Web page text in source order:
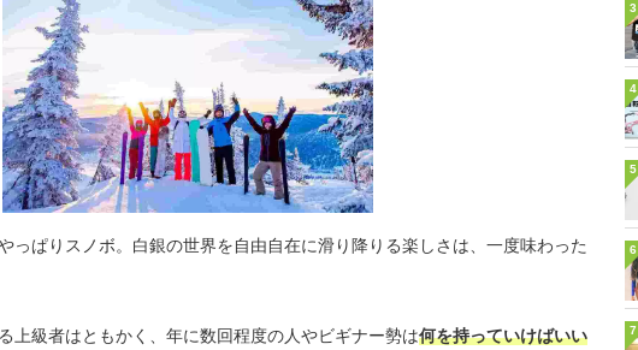
っぱりスノボ。白銀の世界を自由自在に滑り降りる楽しさは、一度味わった
上級者はともかく、年に数回程度の人やビギナー勢は何を持っていけばいい
3
4
5
6
7